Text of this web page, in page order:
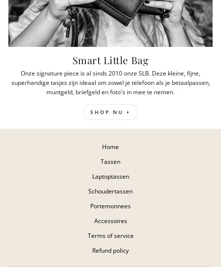
Smart Little Bag
Onze signature piece is al sinds 2010 onze SLB. Deze kleine, fijne,
superhandige tasjes zijn ideaal om zowel je telefoon als je betaalpassen,
muntgeld, briefgeld en foto's in mee te nemen.
SHOP NU +
Home
Tassen
Laptoptassen
Schoudertassen
Portemonnees
Accessoires
Terms of service
Refund policy